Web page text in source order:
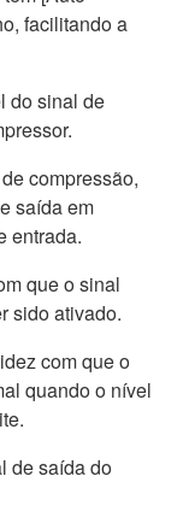
facilitando a
do sinal de
compressão,
saída em
entrada.
que o sinal
sido ativado.
com que o
quando o nível
de saída do